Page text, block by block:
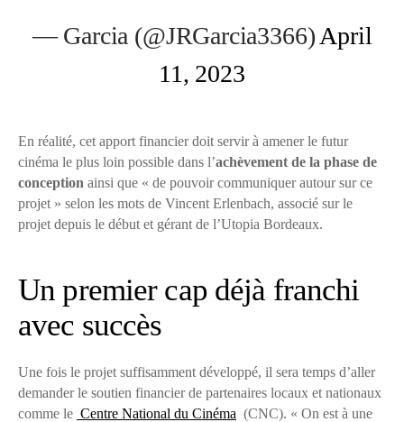
— Garcia (@JRGarcia3366) April
11, 2023
En réalité, cet apport financier doit servir à amener le futur
cinéma le plus loin possible dans l’achèvement de la phase de
conception ainsi que « de pouvoir communiquer autour sur ce
projet » selon les mots de Vincent Erlenbach, associé sur le
projet depuis le début et gérant de l’Utopia Bordeaux.
Un premier cap déjà franchi
avec succès
Une fois le projet suffisamment développé, il sera temps d’aller
demander le soutien financier de partenaires locaux et nationaux
comme le Centre National du Cinéma (CNC). « On est à une